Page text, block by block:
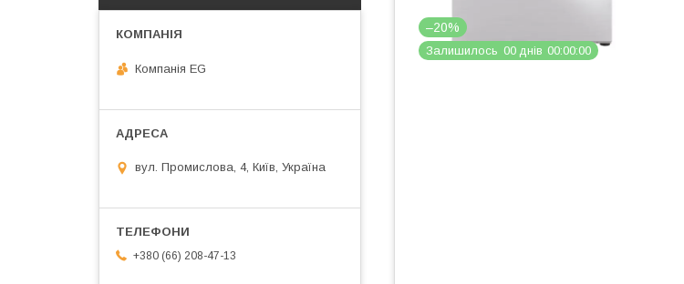
–20%
Залишилось 00 днів 00 00 00
Компанія EG
вул. Промислова, 4, Київ, Україна
+380 (66) 208-47-13